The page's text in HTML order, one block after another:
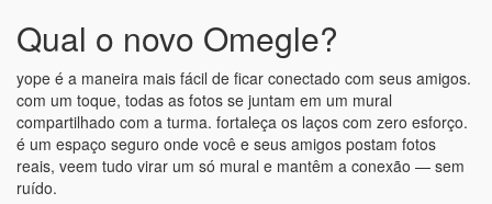
Qual o novo Omegle?
yope é a maneira mais fácil de ficar conectado com seus amigos.
com um toque, todas as fotos se juntam em um mural
compartilhado com a turma. fortaleça os laços com zero esforço.
é um espaço seguro onde você e seus amigos postam fotos
reais, veem tudo virar um só mural e mantêm a conexão — sem
ruído.